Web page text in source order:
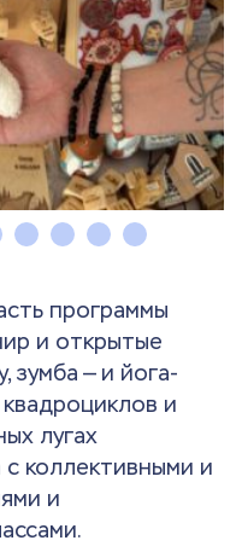
программы
и открытые
зумба — и йога-
и
лугах
коллективными и
и